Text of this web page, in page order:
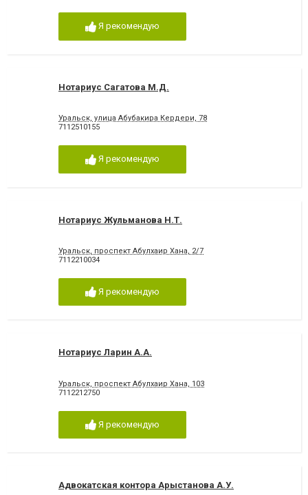
Я рекомендую
Нотариус Сагатова М.Д.
Уральск, улица Абубакира Кердери, 78
7112510155
Я рекомендую
Нотариус Жульманова Н.Т.
Уральск, проспект Абулхаир Хана, 2/7
7112210034
Я рекомендую
Нотариус Ларин А.А.
Уральск, проспект Абулхаир Хана, 103
7112212750
Я рекомендую
Адвокатская контора Арыстанова А.У.